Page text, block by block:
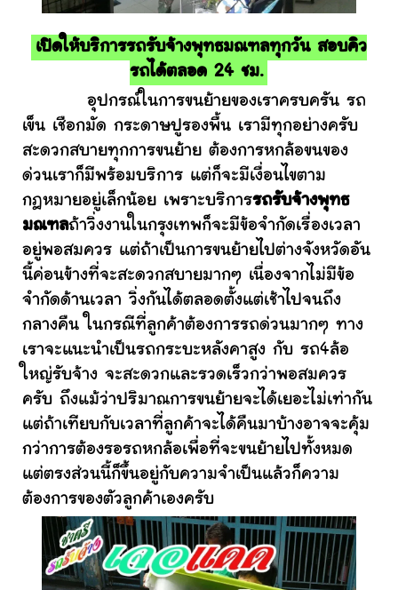
เปิดให้บริการรถรับจ้างพุทธมณฑลทุกวัน สอบคิว
รถได้ตลอด 24 ชม.
อุปกรณ์ในการขนย้ายของเราครบครัน รถ
เข็น เชือกมัด กระดาษปูรองพื้น เรามีทุกอย่างครับ
สะดวกสบายทุกการขนย้าย ต้องการหกล้อขนของ
ด่วนเราก็มีพร้อมบริการ แต่ก็จะมีเงื่อนไขตาม
กฎหมายอยู่เล็กน้อย เพราะบริการรถรับจ้างพุทธ
มณฑลถ้าวิ่งงานในกรุงเทพก็จะมีข้อจำกัดเรื่องเวลา
อยู่พอสมควร แต่ถ้าเป็นการขนย้ายไปต่างจังหวัดอัน
นี้ค่อนข้างที่จะสะดวกสบายมากๆ เนื่องจากไม่มีข้อ
จำกัดด้านเวลา วิ่งกันได้ตลอดตั้งแต่เช้าไปจนถึง
กลางคืน ในกรณีที่ลูกค้าต้องการรถด่วนมากๆ ทาง
เราจะแนะนำเป็นรถกระบะหลังคาสูง กับ รถ4ล้อ
ใหญ่รับจ้าง จะสะดวกและรวดเร็วกว่าพอสมควร
ครับ ถึงแม้ว่าปริมาณการขนย้ายจะได้เยอะไม่เท่ากัน
แต่ถ้าเทียบกับเวลาที่ลูกค้าจะได้คืนมาบ้างอาจจะคุ้ม
กว่าการต้องรอรถหกล้อเพื่อที่จะขนย้ายไปทั้งหมด
แต่ตรงส่วนนี้ก็ขึ้นอยู่กับความจำเป็นแล้วก็ความ
ต้องการของตัวลูกค้าเองครับ